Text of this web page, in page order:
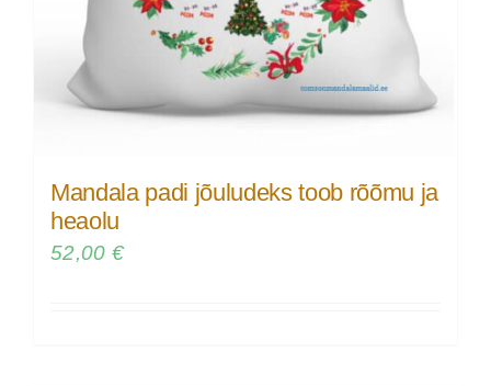
Mandala padi jõuludeks toob rõõmu ja
heaolu
52,00 €